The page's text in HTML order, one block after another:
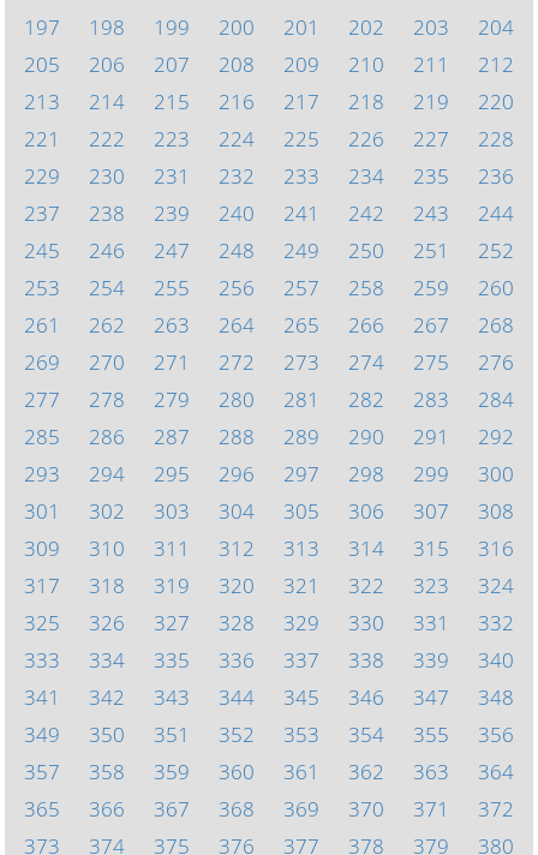
197
198 199 200 201 202 203
204
205
206 207 208 209 210 211
212
213
214 215 216 217 218 219
220
221
222 223 224 225 226 227
228
229
230 231 232 233 234 235
236
237
238 239 240 241 242 243
244
245
246 247 248 249 250 251
252
253
254 255 256 257 258 259
260
261
262 263 264 265 266 267
268
269
270 271 272 273 274 275
276
277
278 279 280 281 282 283
284
285
286 287 288 289 290 291
292
293
294 295 296 297 298 299
300
301
302 303 304 305 306 307
308
309
310 311 312 313 314 315
316
317
318 319 320 321 322 323
324
325
326 327 328 329 330 331
332
333
334 335 336 337 338 339
340
341
342 343 344 345 346 347
348
349
350 351 352 353 354 355
356
357
358 359 360 361 362 363
364
365
366 367 368 369 370 371
372
373
374 375 376 377 378 379 380